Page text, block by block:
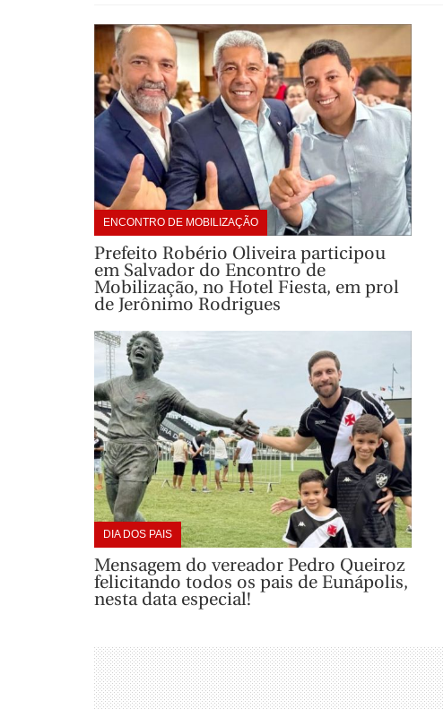
ENCONTRO DE MOBILIZAÇÃO
Prefeito Robério Oliveira participou
em Salvador do Encontro de
Mobilização, no Hotel Fiesta, em prol
de Jerônimo Rodrigues
DIA DOS PAIS
Mensagem do vereador Pedro Queiroz
felicitando todos os pais de Eunápolis,
nesta data especial!